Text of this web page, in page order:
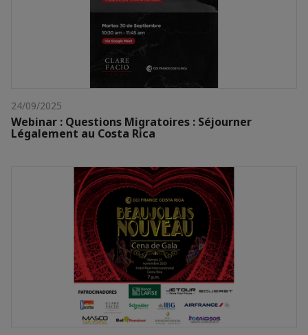
24/09/2025
Webinar : Questions Migratoires : Séjourner
Légalement au Costa Rica